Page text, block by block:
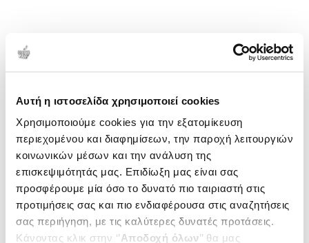
Αυτή η ιστοσελίδα χρησιμοποιεί cookies
Χρησιμοποιούμε cookies για την εξατομίκευση
περιεχομένου και διαφημίσεων, την παροχή λειτουργιών
κοινωνικών μέσων και την ανάλυση της
επισκεψιμότητάς μας. Επιδίωξη μας είναι σας
προσφέρουμε μία όσο το δυνατό πιο ταιριαστή στις
προτιμήσεις σας και πιο ενδιαφέρουσα στις αναζητήσεις
σας περιήγηση, με τις καλύτερες δυνατές προτάσεις.
Κάνοντας κλικ στην ‘’Αποδοχή όλων’’ θα μας